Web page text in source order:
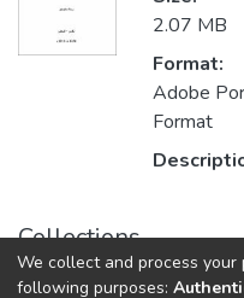
2.07 MB
Format:
Adobe
Format
Collections
We collect and process
following purposes: